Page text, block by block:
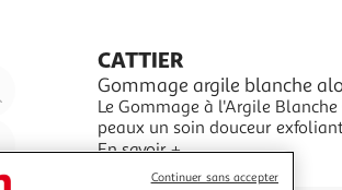
Agrandir
l'illustration
à
200%
Réduire
l'illustration
CATTIER
Gommage argile blanche
Le Gommage à l'Argile
peaux un soin douceur
toutes impuretés, lisse et
hydratante et protectrice et à
En savoir +
Continuer sans accepter